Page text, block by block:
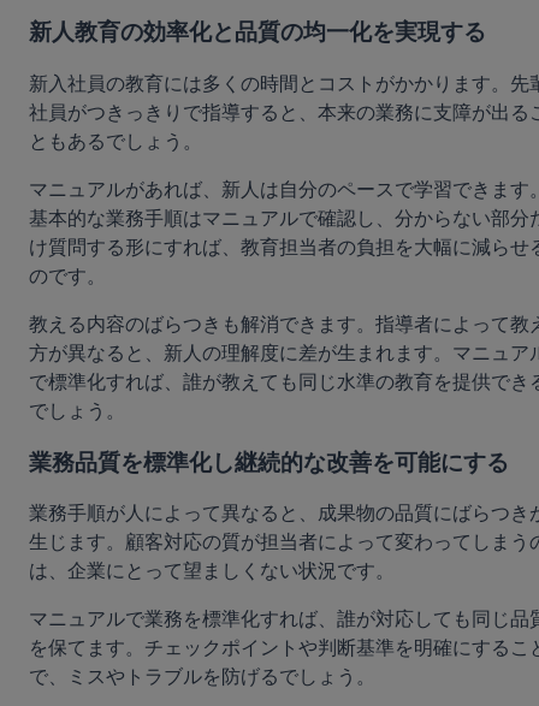
新人教育の効率化と品質の均一化を実現する
新入社員の教育には多くの時間とコストがかかります。先
社員がつきっきりで指導すると、本来の業務に支障が出る
ともあるでしょう。
マニュアルがあれば、新人は自分のペースで学習できます
基本的な業務手順はマニュアルで確認し、分からない部分
け質問する形にすれば、教育担当者の負担を大幅に減らせ
のです。
教える内容のばらつきも解消できます。指導者によって教
方が異なると、新人の理解度に差が生まれます。マニュア
で標準化すれば、誰が教えても同じ水準の教育を提供でき
でしょう。
業務品質を標準化し継続的な改善を可能にする
業務手順が人によって異なると、成果物の品質にばらつき
生じます。顧客対応の質が担当者によって変わってしまう
は、企業にとって望ましくない状況です。
マニュアルで業務を標準化すれば、誰が対応しても同じ品
を保てます。チェックポイントや判断基準を明確にするこ
で、ミスやトラブルを防げるでしょう。